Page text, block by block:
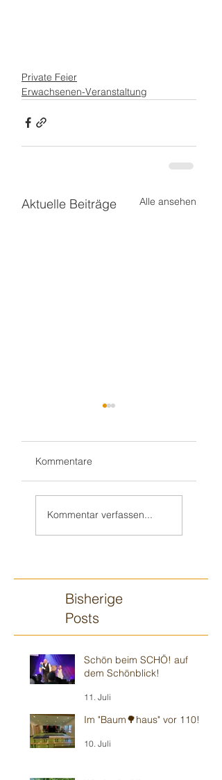
Private Feier
Erwachsenen-Veranstaltung
Aktuelle Beiträge Alle ansehen
Kommentare
Kommentar verfassen...
Bisherige
Posts
Schön beim SCHÖ! auf
dem Schönblick!
11. Juli
Im "Baum🌳haus" vor 110!
10. Juli